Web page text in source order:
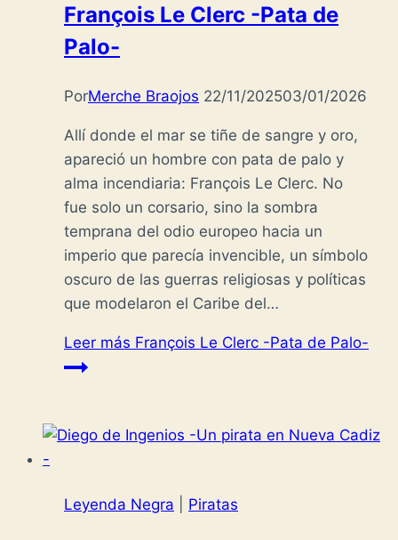
François Le Clerc -Pata de
Palo-
PorMerche Braojos 22/11/202503/01/2026
Allí donde el mar se tiñe de sangre y oro,
apareció un hombre con pata de palo y
alma incendiaria: François Le Clerc. No
fue solo un corsario, sino la sombra
temprana del odio europeo hacia un
imperio que parecía invencible, un símbolo
oscuro de las guerras religiosas y políticas
que modelaron el Caribe del…
Leer más François Le Clerc -Pata de Palo-
Leyenda Negra Piratas